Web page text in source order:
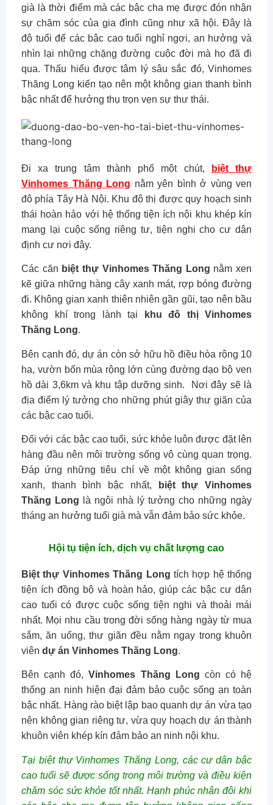
già là thời điểm mà các bậc cha mẹ được đón nhận
sự chăm sóc của gia đình cũng như xã hội. Đây là
độ tuổi để các bậc cao tuổi nghỉ ngơi, an hưởng và
nhìn lại những chặng đường cuộc đời mà họ đã đi
qua. Thấu hiểu được tâm lý sâu sắc đó, Vinhomes
Thăng Long kiến tạo nên một không gian thanh bình
bậc nhất để hưởng thụ trọn vẹn sự thư thái.
Đi xa trung tâm thành phố một chút,
biệt thự
Vinhomes Thăng Long nằm yên bình ở vùng ven
đô phía Tây Hà Nội. Khu đô thị được quy hoạch sinh
thái hoàn hảo với hệ thống tiện ích nội khu khép kín
mang lại cuộc sống riêng tư, tiện nghi cho cư dân
định cư nơi đây.
Các căn biệt thự Vinhomes Thăng Long nằm xen
kẽ giữa những hàng cây xanh mát, rợp bóng đường
đi. Không gian xanh thiên nhiên gần gũi, tạo nên bầu
không khí trong lành tại
khu đô thị Vinhomes
Thăng Long.
Bên cạnh đó, dự án còn sở hữu hồ điều hòa rộng 10
ha, vườn bốn mùa rộng lớn cùng đường dạo bộ ven
hồ dài 3,6km và khu tập dưỡng sinh. Nơi đây sẽ là
địa điểm lý tưởng cho những phút giây thư giãn của
các bậc cao tuổi.
Đối với các bậc cao tuổi, sức khỏe luôn được đặt lên
hàng đầu nên môi trường sống vô cùng quan trọng.
Đáp ứng những tiêu chí về một không gian sống
xanh, thanh bình bậc nhất,
biệt thự Vinhomes
Thăng Long là ngôi nhà lý tưởng cho những ngày
tháng an hưởng tuổi già mà vẫn đảm bảo sức khỏe.
Hội tụ tiện ích, dịch vụ chất lượng cao
Biệt thự Vinhomes Thăng Long tích hợp hệ thống
tiện ích đồng bộ và hoàn hảo, giúp các bậc cư dân
cao tuổi có được cuộc sống tiện nghi và thoải mái
nhất. Mọi nhu cầu trong đời sống hàng ngày từ mua
sắm, ăn uống, thư giãn đều nằm ngay trong khuôn
viên dự án Vinhomes Thăng Long.
Bên cạnh đó,Vinhomes Thăng Long còn có hệ
thống an ninh hiện đại đảm bảo cuộc sống an toàn
bậc nhất. Hàng rào biệt lập bao quanh dự án vừa tạo
nên không gian riêng tư, vừa quy hoạch dự án thành
khuôn viên khép kín đảm bảo an ninh nội khu.
Tại biệt thự Vinhomes Thăng Long, các cư dân bậc
cao tuổi sẽ được sống trong môi trường và điều kiện
chăm sóc sức khỏe tốt nhất. Hạnh phúc nhân đôi khi